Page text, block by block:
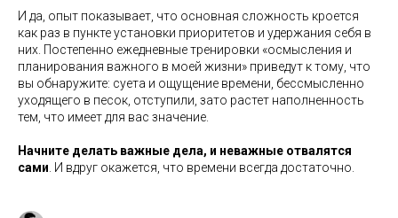
И да, опыт показывает, что основная сложность кроется
как раз в пункте установки приоритетов и удержания себя в
них. Постепенно ежедневные тренировки «осмысления и
планирования важного в моей жизни» приведут к тому, что
вы обнаружите: суета и ощущение времени, бессмысленно
уходящего в песок, отступили, зато растет наполненность
тем, что имеет для вас значение.
Начните делать важные дела, и неважные отвалятся
сами . И вдруг окажется, что времени всегда достаточно.